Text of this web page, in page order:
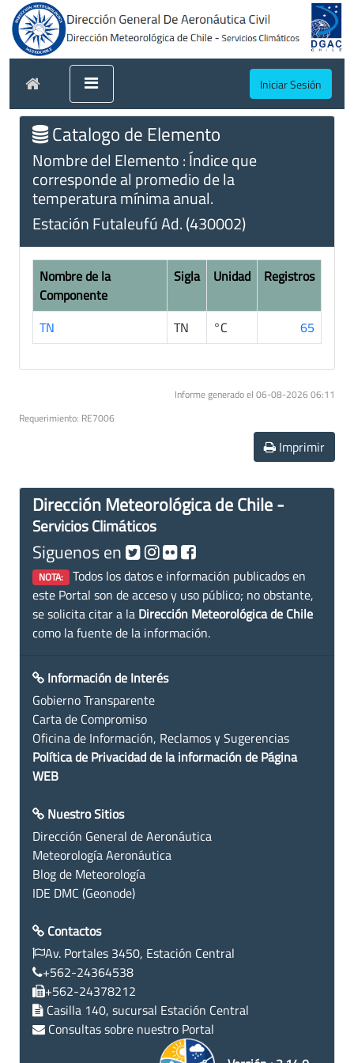
Iniciar Sesión
Catalogo de Elemento
Nombre del Elemento : Índice que
corresponde al promedio de la
temperatura mínima anual.
Estación Futaleufú Ad. (430002)
Nombre de la
Componente
Sigla Unidad Registros
TN TN °C 65
Informe generado el 06-08-2026 06:11
Requerimiento: RE7006
Imprimir
Dirección Meteorológica de Chile -
Servicios Climáticos
Siguenos en
NOTA: Todos los datos e información publicados en
este Portal son de acceso y uso público; no obstante,
se solicita citar a la Dirección Meteorológica de Chile
como la fuente de la información.
Información de Interés
Gobierno Transparente
Carta de Compromiso
Oficina de Información, Reclamos y Sugerencias
Política de Privacidad de la información de Página
WEB
Nuestro Sitios
Dirección General de Aeronáutica
Meteorología Aeronáutica
Blog de Meteorología
IDE DMC (Geonode)
Contactos
Av. Portales 3450, Estación Central
+562-24364538
+562-24378212
Casilla 140, sucursal Estación Central
Consultas sobre nuestro Portal